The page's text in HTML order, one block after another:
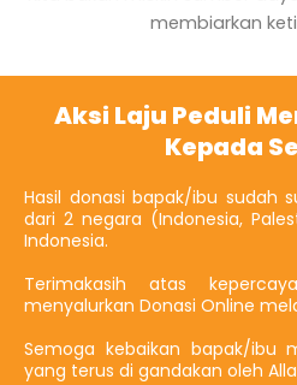
membiarkan
Aksi Laju Peduli
Kepada
Hasil donasi bapak/ibu sudah
dari 2 negara (Indonesia,
Indonesia.
Terimakasih atas
menyalurkan Donasi Online
Semoga kebaikan bapak/ibu
yang terus di gandakan oleh